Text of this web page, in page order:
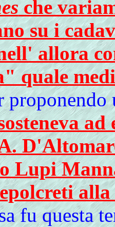
che
su i
allora
quale
Lupi
fu questa